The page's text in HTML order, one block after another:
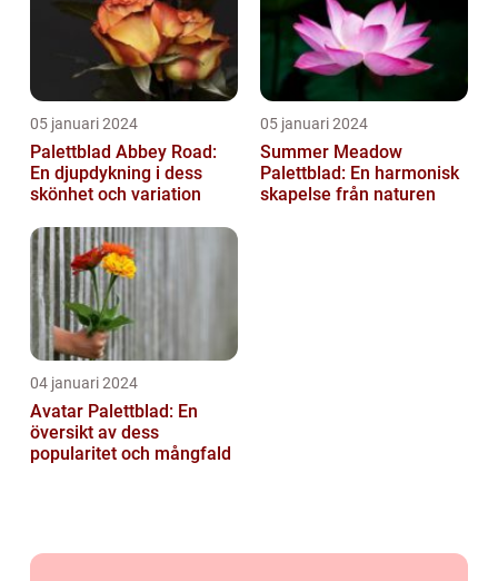
05 januari 2024
Palettblad Abbey Road:
En djupdykning i dess
skönhet och variation
05 januari 2024
Summer Meadow
Palettblad: En harmonisk
skapelse från naturen
04 januari 2024
Avatar Palettblad: En
översikt av dess
popularitet och mångfald